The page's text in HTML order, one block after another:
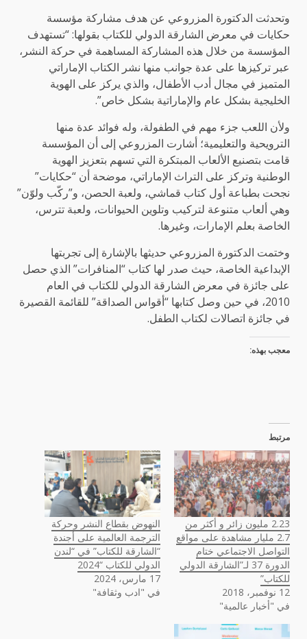
وتحدثت الدكتورة المزروعي عن هدف مشاركة مؤسسة
حكايات في معرض الشارقة الدولي للكتاب بقولها: “تستهدف
المؤسسة من خلال هذه المشاركة المساهمة في حركة النشر،
عبر تركيزها على عدة جوانب منها نشر الكتاب الإماراتي
المتميز في مجال أدب الأطفال، والذي يركز على الهوية
الخليجية بشكل عام والإماراتية بشكل خاص”.
ولأن اللعب جزء مهم في الطفولة، وله فوائد عدة منها
الترويحية والتعليمية؛ أشارت المزروعي إلى أن المؤسسة
قامت بتصنيع الألعاب المبتكرة التي تسهم بتعزيز الهوية
الوطنية وتركز على التراث الإماراتي، موضحة أن “حكايات”
نجحت بطباعة أول كتاب قماشي، ولعبة الحصن، و”ركّب ولوّن”
وهي ألعاب متنوعة لتركيب وتلوين الحيوانات، ولعبة تترس،
الخاصة بعلم الإمارات، وغيرها.
وختمت الدكتورة المزروعي حديثها بالإشارة إلى تجربتها
الإبداعية الخاصة، حيث صدر لها كتاب “المنافرات” الذي حصل
على جائزة في معرض الشارقة الدولي للكتاب في العام
2010، في حين وصل كتابها “أقواس الصداقة” للقائمة القصيرة
في جائزة اتصالات لكتاب الطفل.
معجب بهذه:
مرتبط
2.23 مليون زائر و أكثر من
2.7 مليار مشاهدة على مواقع
التواصل الاجتماعي ختام
الدورة 37 لـ”الشارقة الدولي
للكتاب”
12 نوفمبر، 2018
في "أخبار عالمية"
النهوض بقطاع النشر وحركة
الترجمة العالمية على أجندة
“الشارقة للكتاب” في “لندن
الدولي للكتاب “2024
17 مارس، 2024
في "ادب وثقافة"